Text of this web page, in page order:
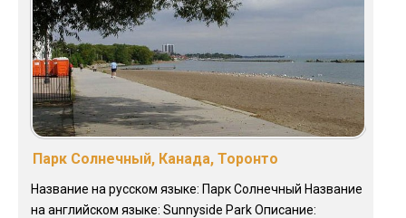
Парк Солнечный, Канада, Торонто
Название на русском языке: Парк Солнечный Название
на английском языке: Sunnyside Park Описание: